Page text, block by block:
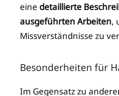
eine detaillierte
ausgeführten Arbeiten,
Missverständnisse zu
Besonderheiten für
Im Gegensatz zu